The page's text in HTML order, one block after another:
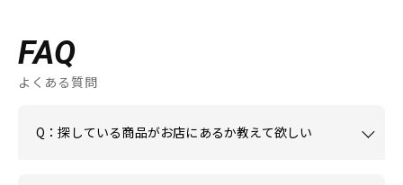
FAQ
よくある質問
Q：探している商品がお店にあるか教えて欲しい